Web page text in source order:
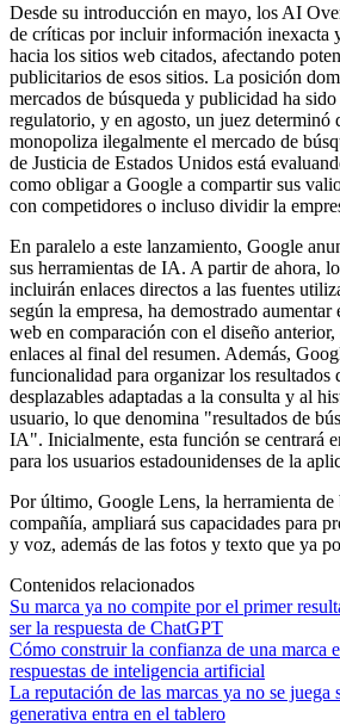
Desde su introducción en mayo, los AI
de críticas por incluir información inexacta
hacia los sitios web citados, afectando
publicitarios de esos sitios. La posición
mercados de búsqueda y publicidad ha
regulatorio, y en agosto, un juez determinó
monopoliza ilegalmente el mercado de
de Justicia de Estados Unidos está
como obligar a Google a compartir sus
con competidores o incluso dividir la
En paralelo a este lanzamiento, Google
sus herramientas de IA. A partir de ahora,
incluirán enlaces directos a las fuentes
según la empresa, ha demostrado
web en comparación con el diseño anterior,
enlaces al final del resumen. Además,
funcionalidad para organizar los resultados
desplazables adaptadas a la consulta y al
usuario, lo que denomina "resultados de
IA". Inicialmente, esta función se centrará
para los usuarios estadounidenses de la
Por último, Google Lens, la herramienta de
compañía, ampliará sus capacidades para
y voz, además de las fotos y texto que ya
Contenidos relacionados
Su marca ya no compite por el primer
ser la respuesta de ChatGPT
Cómo construir la confianza de una marca
respuestas de inteligencia artificial
La reputación de las marcas ya no se
generativa entra en el tablero